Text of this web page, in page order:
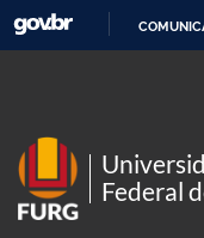
Federal